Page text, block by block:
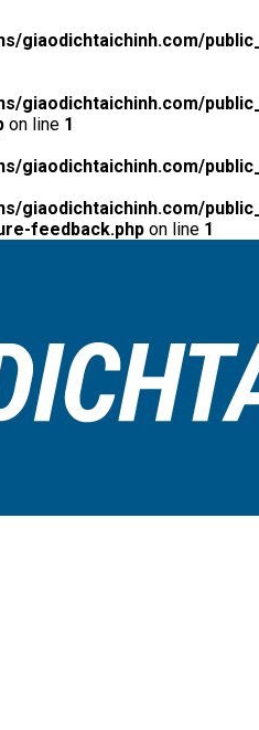
giaodichtaichinh.com/
giaodichtaichinh.com/
on line 1
giaodichtaichinh.com/
giaodichtaichinh.com/
feedback.php on line 1